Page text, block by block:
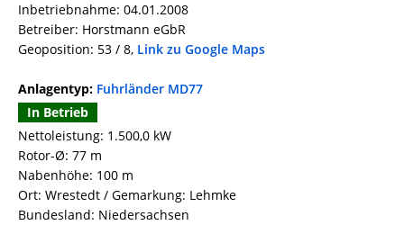
Inbetriebnahme: 04.01.2008
Betreiber: Horstmann eGbR
Geoposition: 53 / 8, Link zu Google Maps
Anlagentyp: Fuhrländer MD77
In Betrieb
Nettoleistung: 1.500,0 kW
Rotor-Ø: 77 m
Nabenhöhe: 100 m
Ort: Wrestedt / Gemarkung: Lehmke
Bundesland: Niedersachsen